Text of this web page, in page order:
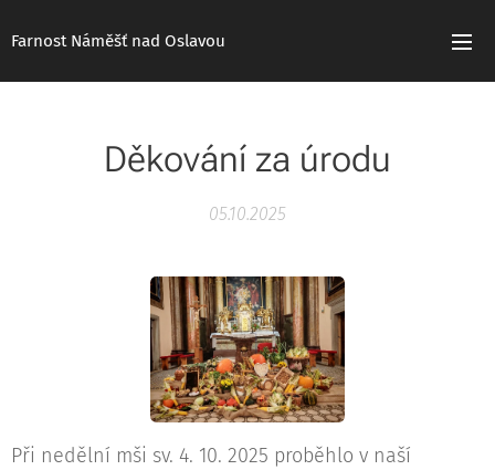
Farnost Náměšť nad Oslavou
Děkování za úrodu
05.10.2025
Při nedělní mši sv. 4. 10. 2025 proběhlo v naší